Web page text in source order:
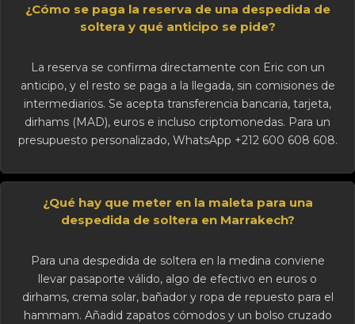
¿Cómo se paga la reserva de una despedida de
soltera y qué anticipo se pide?
La reserva se confirma directamente con Eric con un
anticipo, y el resto se paga a la llegada, sin comisiones de
intermediarios. Se acepta transferencia bancaria, tarjeta,
dirhams (MAD), euros e incluso criptomonedas. Para un
presupuesto personalizado, WhatsApp +212 600 608 608.
¿Qué hay que meter en la maleta para una
despedida de soltera en Marrakech?
Para una despedida de soltera en la medina conviene
llevar pasaporte válido, algo de efectivo en euros o
dirhams, crema solar, bañador y ropa de repuesto para el
hammam. Añadid zapatos cómodos y un bolso cruzado